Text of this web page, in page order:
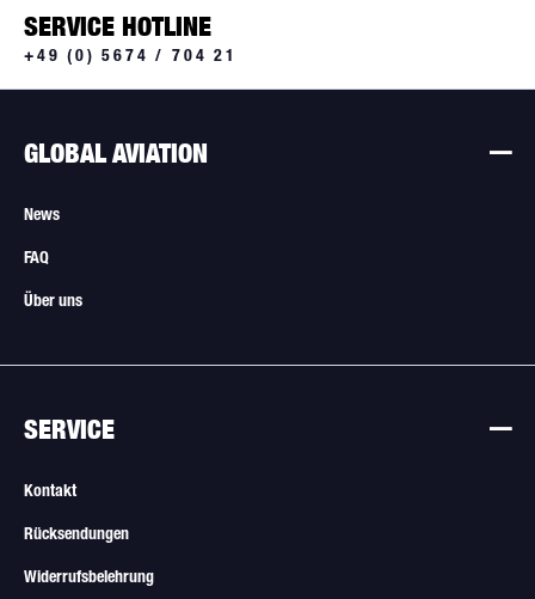
SERVICE HOTLINE
+49 (0) 5674 / 704 21
GLOBAL AVIATION
News
FAQ
Über uns
SERVICE
Kontakt
Rücksendungen
Widerrufsbelehrung